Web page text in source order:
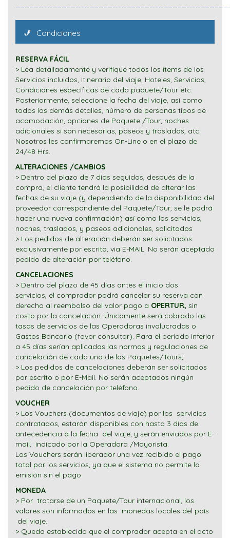
Condiciones
RESERVA FÁCIL
> Lea detalladamente y verifique todos los ítems de los
Servicios incluidos, Itinerario del viaje, Hoteles, Servicios,
Condiciones específicas de cada paquete/Tour etc.
Posteriormente, seleccione la fecha del viaje, así como
todos los demás detalles, número de personas tipos de
acomodación, opciones de Paquete /Tour, noches
adicionales si son necesarias, paseos y traslados, atc.
Nosotros les confirmaremos On-Line o en el plazo de
24/48 Hrs.
ALTERACIONES /CAMBIOS
> Dentro del plazo de 7 días seguidos, después de la
compra, el cliente tendrá la posibilidad de alterar las
fechas de su viaje (y dependiendo de la disponibilidad del
proveedor correspondiente del Paquete/Tour, se le podrá
hacer una nueva confirmación) así como los servicios,
noches, traslados, y paseos adicionales, solicitados
> Los pedidos de alteración deberán ser solicitados
exclusivamente por escrito, via E-MAIL. No serán aceptado
pedido de alteración por teléfono.
CANCELACIONES
> Dentro del plazo de 45 días antes el inicio dos
servicios, el comprador podrá cancelar su reserva con
derecho al reembolso del valor pago a OPERTUR, sin
costo por la cancelación. Únicamente será cobrado las
tasas de servicios de las Operadoras involucradas o
Gastos Bancario (favor consultar). Para el período inferior
a 45 días serían aplicadas las normas y regulaciones de
cancelación de cada uno de los Paquetes/Tours;
> Los pedidos de cancelaciones deberán ser solicitados
por escrito o por E-Mail. No serán aceptados ningún
pedido de cancelación por teléfono.
VOUCHER
> Los Vouchers (documentos de viaje) por los servicios
contratados, estarán disponibles con hasta 3 días de
antecedencia à la fecha del viaje, y serán enviados por E-
mail, indicado por la Operadora /Mayorista.
Los Vouchers serán liberador una vez recibido el pago
total por los servicios, ya que el sistema no permite la
emisión sin el pago
MONEDA
> Por tratarse de un Paquete/Tour internacional, los
valores son informados en las monedas locales del país
del viaje.
> Queda establecido que el comprador acepta en el acto